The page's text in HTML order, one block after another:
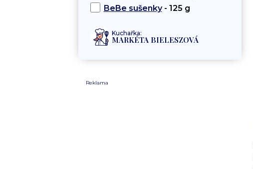
BeBe sušenky- 125 g
Kuchařka:
MARKÉTA BIELESZOVÁ
Reklama